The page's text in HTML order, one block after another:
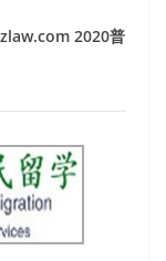
2020普